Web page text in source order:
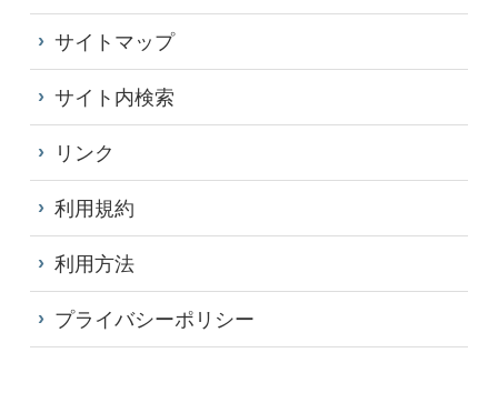
サイトマップ
サイト内検索
リンク
利用規約
利用方法
プライバシーポリシー